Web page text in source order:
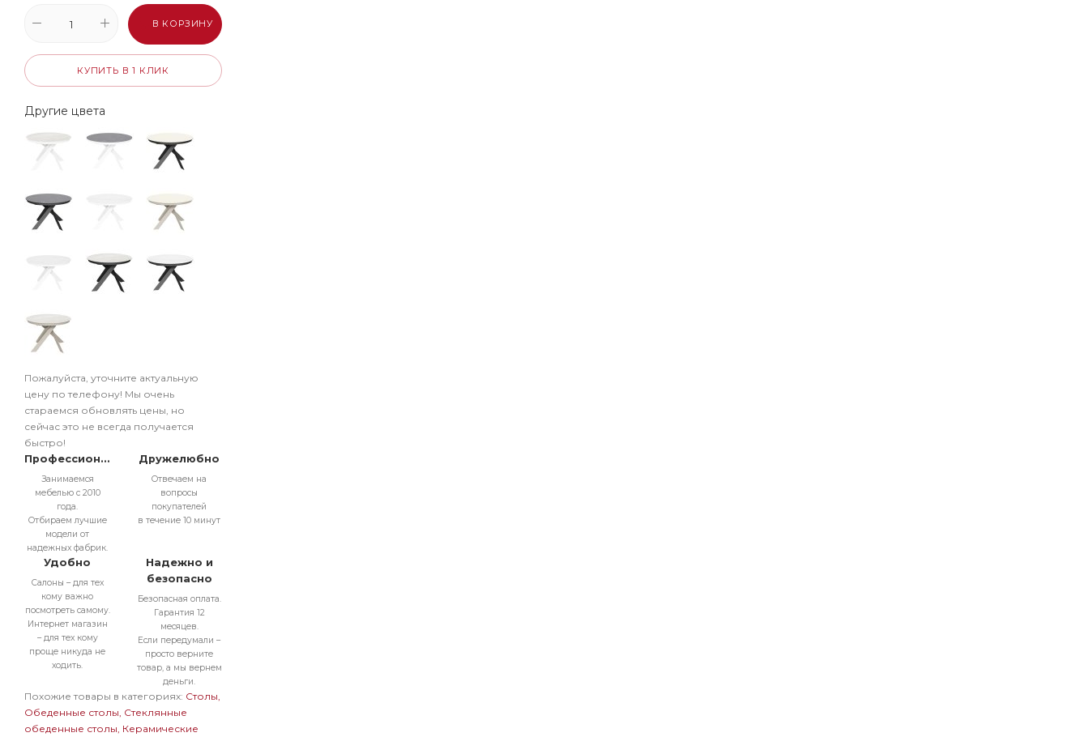
В КОРЗИНУ
КУПИТЬ В 1 КЛИК
Другие цвета
Пожалуйста, уточните актуальную
цену по телефону! Мы очень
стараемся обновлять цены, но
сейчас это не всегда получается
быстро!
Профессионально
Занимаемся
мебелью с 2010
года.
Отбираем лучшие
модели от
надежных фабрик.
Дружелюбно
Отвечаем на
вопросы
покупателей
в течение 10 минут
Удобно
Салоны – для тех
кому важно
посмотреть самому.
Интернет магазин
– для тех кому
проще никуда не
ходить.
Надежно и
безопасно
Безопасная оплата.
Гарантия 12
месяцев.
Если передумали –
просто верните
товар, а мы вернем
деньги.
Похожие товары в категориях: Столы
Обеденные столы Стеклянные
обеденные столы Керамические